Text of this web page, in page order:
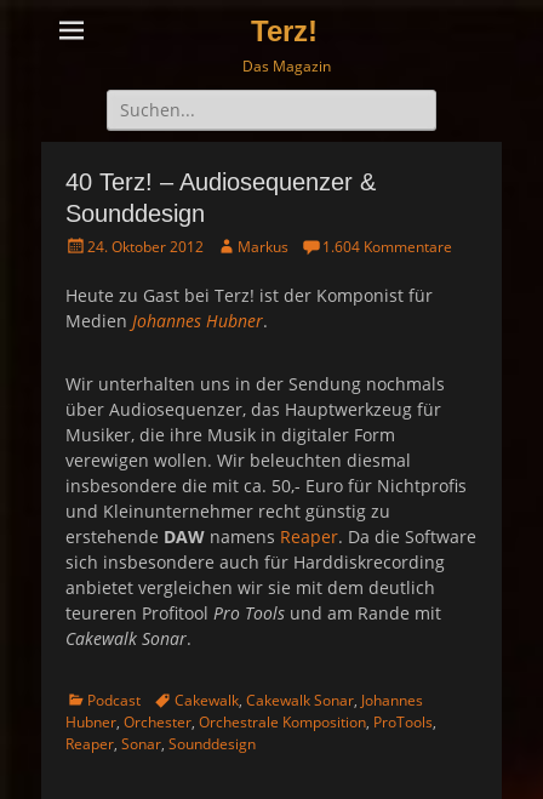
Terz!
Das Magazin
Suche
nach:
40 Terz! – Audiosequenzer &
Sounddesign
P
s
t
e
o
24. Oktober 2012
A
t
h
o
Markus 1.604 Kommentare
Heute zu Gast bei Terz! ist der Komponist für
Medien Johannes Hubner.
Wir unterhalten uns in der Sendung nochmals
über Audiosequenzer, das Hauptwerkzeug für
Musiker, die ihre Musik in digitaler Form
verewigen wollen. Wir beleuchten diesmal
insbesondere die mit ca. 50,- Euro für Nichtprofis
und Kleinunternehmer recht günstig zu
erstehende DAW namens Reaper. Da die Software
sich insbesondere auch für Harddiskrecording
anbietet vergleichen wir sie mit dem deutlich
teureren Profitool Pro Tools und am Rande mit
Cakewalk Sonar.
K
a
t
Podcast
S
c
h
Cakewalk, Cakewalk Sonar, Johannes
Hubner, Orchester, Orchestrale Komposition, ProTools,
Reaper, Sonar, Sounddesign